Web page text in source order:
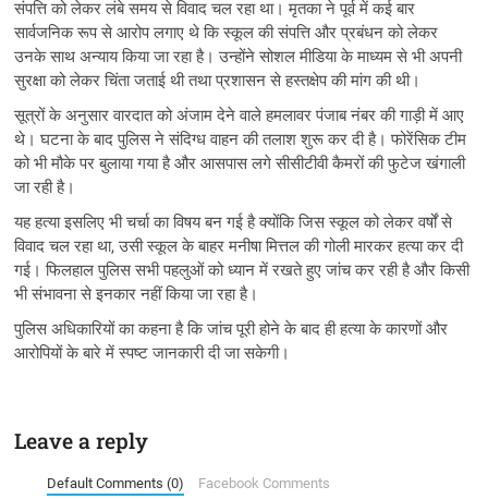
संपत्ति को लेकर लंबे समय से विवाद चल रहा था। मृतका ने पूर्व में कई बार
सार्वजनिक रूप से आरोप लगाए थे कि स्कूल की संपत्ति और प्रबंधन को लेकर
उनके साथ अन्याय किया जा रहा है। उन्होंने सोशल मीडिया के माध्यम से भी अपनी
सुरक्षा को लेकर चिंता जताई थी तथा प्रशासन से हस्तक्षेप की मांग की थी।
सूत्रों के अनुसार वारदात को अंजाम देने वाले हमलावर पंजाब नंबर की गाड़ी में आए
थे। घटना के बाद पुलिस ने संदिग्ध वाहन की तलाश शुरू कर दी है। फोरेंसिक टीम
को भी मौके पर बुलाया गया है और आसपास लगे सीसीटीवी कैमरों की फुटेज खंगाली
जा रही है।
यह हत्या इसलिए भी चर्चा का विषय बन गई है क्योंकि जिस स्कूल को लेकर वर्षों से
विवाद चल रहा था, उसी स्कूल के बाहर मनीषा मित्तल की गोली मारकर हत्या कर दी
गई। फिलहाल पुलिस सभी पहलुओं को ध्यान में रखते हुए जांच कर रही है और किसी
भी संभावना से इनकार नहीं किया जा रहा है।
पुलिस अधिकारियों का कहना है कि जांच पूरी होने के बाद ही हत्या के कारणों और
आरोपियों के बारे में स्पष्ट जानकारी दी जा सकेगी।
Leave a reply
Default Comments (0) Facebook Comments